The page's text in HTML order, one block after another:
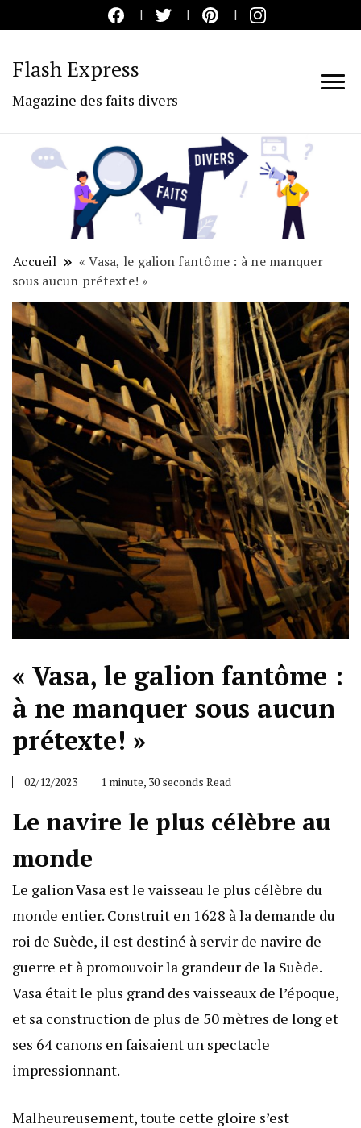
Flash Express
Magazine des faits divers
Accueil
« Vasa, le galion fantôme : à ne manquer
sous aucun prétexte! »
« Vasa, le galion fantôme :
à ne manquer sous aucun
prétexte! »
02/12/2023 1 minute, 30 seconds Read
Le navire le plus célèbre au
monde
Le galion Vasa est le vaisseau le plus célèbre du
monde entier. Construit en 1628 à la demande du
roi de Suède, il est destiné à servir de navire de
guerre et à promouvoir la grandeur de la Suède.
Vasa était le plus grand des vaisseaux de l’époque,
et sa construction de plus de 50 mètres de long et
ses 64 canons en faisaient un spectacle
impressionnant.
Malheureusement, toute cette gloire s’est